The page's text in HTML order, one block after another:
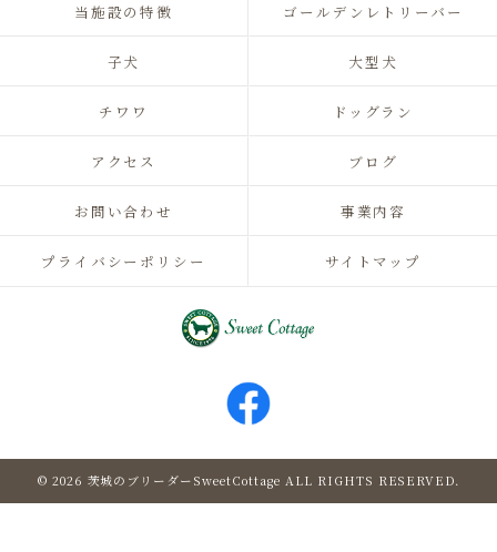
当施設の特徴 ゴールデンレトリーバー
子犬 大型犬
チワワ ドッグラン
アクセス ブログ
お問い合わせ 事業内容
プライバシーポリシー サイトマップ
© 2026 茨城のブリーダーSweetCottage ALL RIGHTS RESERVED.